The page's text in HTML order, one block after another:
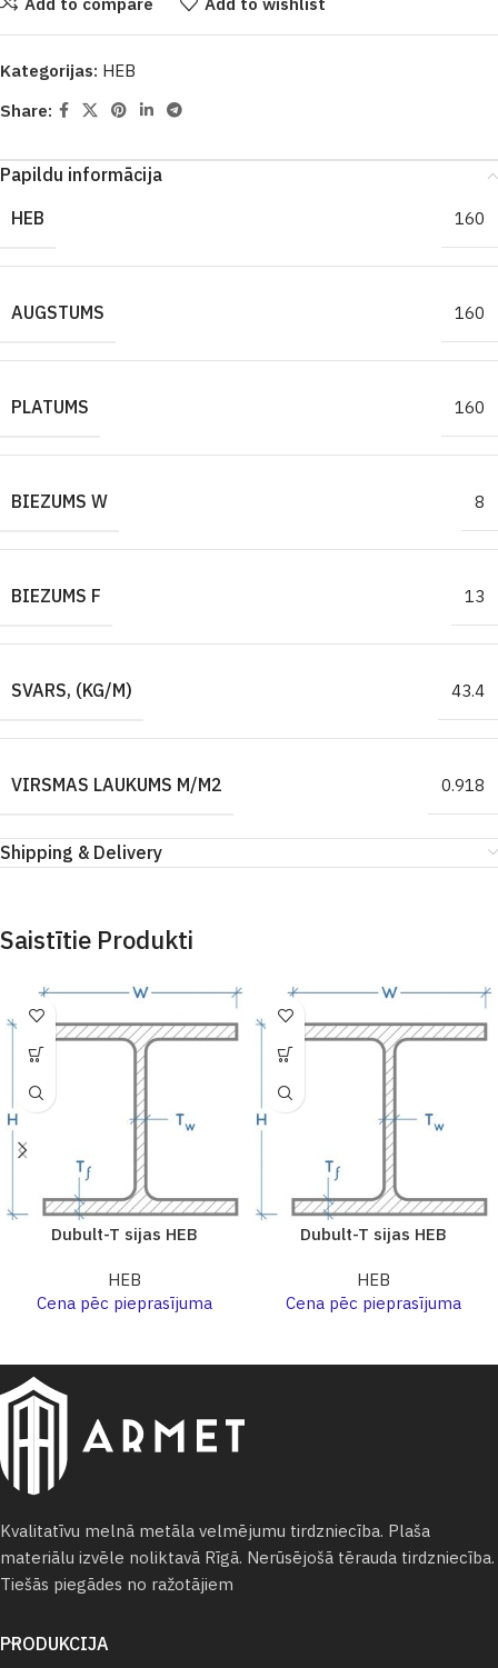
Kategorijas: HEB
Share:
Papildu informācija
HEB
160
AUGSTUMS 160
PLATUMS 160
BIEZUMS W 8
BIEZUMS F 13
SVARS, (KG/M) 43.4
VIRSMAS LAUKUMS M/M2 0.918
Shipping & Delivery
Saistītie Produkti
Dubult-T sijas HEB
HEB
Cena pēc pieprasījuma
Dubult-T sijas HEB
HEB
Cena pēc pieprasījuma
Kvalitatīvu melnā metāla velmējumu tirdzniecība. Plaša
materiālu izvēle noliktavā Rīgā. Nerūsējošā tērauda tirdzniecība.
Tiešās piegādes no ražotājiem
PRODUKCIJA